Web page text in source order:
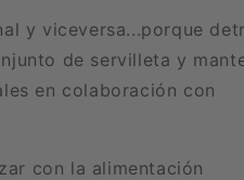
y viceversa...porque
de servilleta y
en colaboración con
con la alimentación